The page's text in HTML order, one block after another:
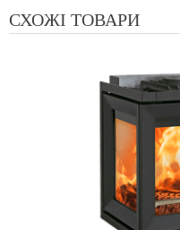
СХОЖІ ТОВАРИ